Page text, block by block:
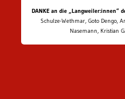
DANKE an die „Langweiler:innen“
Schulze-Wethmar, Goto Dengo,
Nasemann, Kristian